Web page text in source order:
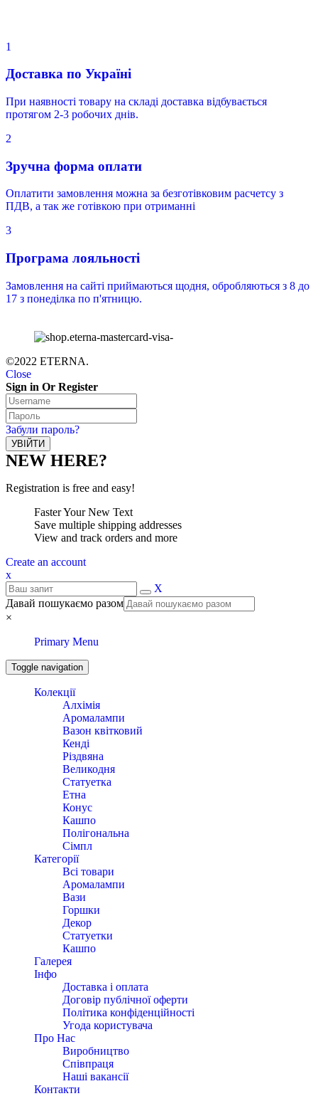
1
Доставка по Україні
При наявності товару на складі доставка відбувається
протягом 2-3 робочих днів.
2
Зручна форма оплати
Оплатити замовлення можна за безготівковим расчетсу з
ПДВ, а так же готівкою при отриманні
3
Програма лояльності
Замовлення на сайті приймаються щодня, обробляються з 8 до
17 з понеділка по п'ятницю.
©2022 ETERNA.
Close
Sign in Or Register
Забули пароль?
NEW HERE?
Registration is free and easy!
Faster Your New Text
Save multiple shipping addresses
View and track orders and more
Create an account
x
X
Давай пошукаємо разом
×
Primary Menu
Toggle navigation
Колекції
Алхімія
Аромалампи
Вазон квітковий
Кенді
Різдвяна
Великодня
Статуетка
Етна
Конус
Кашпо
Полігональна
Сімпл
Категорії
Всі товари
Аромалампи
Вази
Горшки
Декор
Статуетки
Кашпо
Галерея
Інфо
Доставка і оплата
Договір публічної оферти
Політика конфіденційності
Угода користувача
Про Нас
Виробництво
Співпраця
Наші вакансії
Контакти